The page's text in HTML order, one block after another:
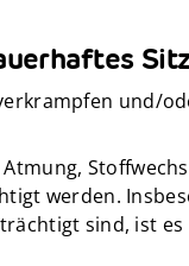
und/
werden.
sind, ist